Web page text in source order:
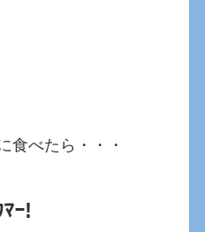
食べたら・・・
ｰ!